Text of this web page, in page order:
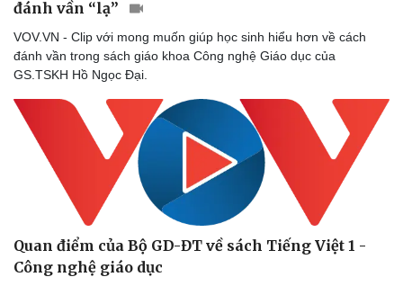
Văn hóa
Sân khấu - Điện ảnh
Giải trí
đánh vần “lạ”
VOV.VN - Clip với mong muốn giúp học sinh hiểu hơn về cách
đánh vần trong sách giáo khoa Công nghệ Giáo dục của
GS.TSKH Hồ Ngọc Đại.
Quan điểm của Bộ GD-ĐT về sách Tiếng Việt 1 -
Công nghệ giáo dục